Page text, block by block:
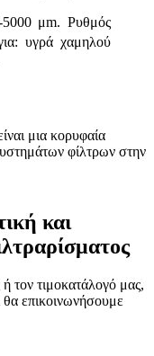
5000 μm. Ρυθμός
υγρά χαμηλού
μια κορυφαία
φίλτρων στην
και
τον τιμοκατάλογό μας,
επικοινωνήσουμε